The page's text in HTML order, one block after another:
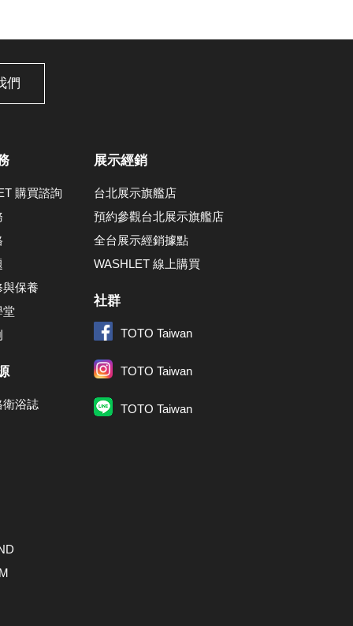
們
購買諮詢
保養
堂
衛浴誌
展示經銷
台北展示旗艦店
預約參觀台北展示旗艦店
全台展示經銷據點
WASHLET 線上購買
社群
TOTO Taiwan
TOTO Taiwan
TOTO Taiwan